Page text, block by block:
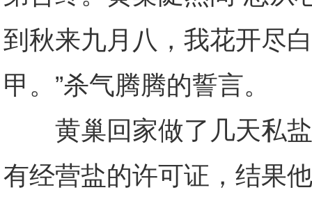
到秋来九月八，我花开尽
甲。”杀气腾腾的誓言。
黄巢回家做了几天私盐
有经营盐的许可证，结果